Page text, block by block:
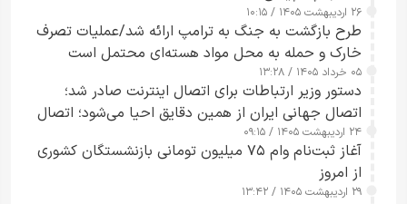
۲۶ اردیبهشت ۱۴۰۵ / ۱۰:۱۵
طرح‌ بازگشت به جنگ به ترامپ ارائه شد/عملیات تصرف
خارک و حمله به محل مواد هسته‌ای محتمل است
۰۵ خرداد ۱۴۰۵ / ۱۳:۲۸
دستور وزیر ارتباطات برای اتصال اینترنت صادر شد؛
اتصال جهانی ایران از همین دقایق احیا می‌شود؛ اتصال
کامل مردم تا ۲۴ ساعت آینده
۲۴ اردیبهشت ۱۴۰۵ / ۰۹:۱۵
آغاز ثبت‌نام وام ۷۵ میلیون تومانی بازنشستگان کشوری
از امروز
۲۹ اردیبهشت ۱۴۰۵ / ۱۳:۴۲